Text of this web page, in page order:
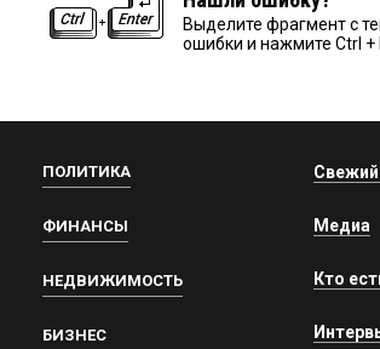
Выделите фрагмент с
ошибки и нажмите Ctrl +
ПОЛИТИКА
ФИНАНСЫ
НЕДВИЖИМОСТЬ
БИЗНЕС
Медиа
Кто